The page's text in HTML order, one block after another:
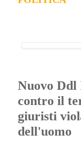
Nuovo
contro il
giuristi
dell'uomo